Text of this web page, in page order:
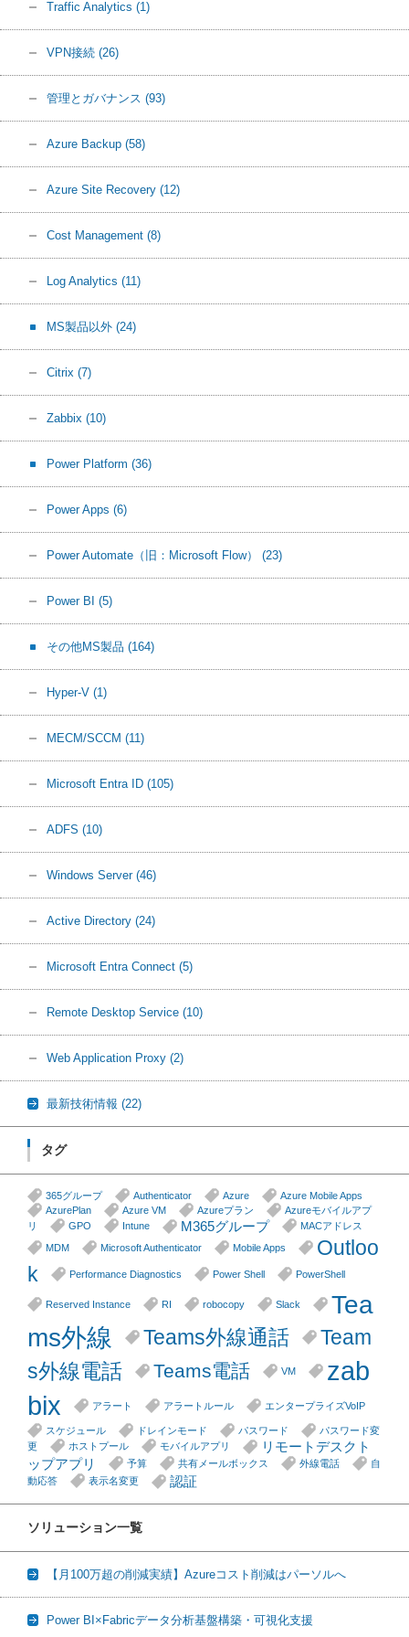
Traffic Analytics (1)
VPN接続 (26)
管理とガバナンス (93)
Azure Backup (58)
Azure Site Recovery (12)
Cost Management (8)
Log Analytics (11)
MS製品以外 (24)
Citrix (7)
Zabbix (10)
Power Platform (36)
Power Apps (6)
Power Automate（旧：Microsoft Flow） (23)
Power BI (5)
その他MS製品 (164)
Hyper-V (1)
MECM/SCCM (11)
Microsoft Entra ID (105)
ADFS (10)
Windows Server (46)
Active Directory (24)
Microsoft Entra Connect (5)
Remote Desktop Service (10)
Web Application Proxy (2)
最新技術情報 (22)
タグ
365グループ Authenticator Azure
Azure Mobile Apps
AzurePlan
Azure VM Azureプラン
Azureモバイルアプ
リ
GPO Intune M365グループ
MACアドレス
MDM
Microsoft Authenticator Mobile Apps
Outloo
k
Performance Diagnostics Power Shell PowerShell
Reserved Instance RI robocopy Slack
Tea
ms外線
Teams外線通話
Team
s外線電話
Teams電話 VM
zab
bix
アラート アラートルール エンタープライズVoIP
スケジュール ドレインモード パスワード
パスワード変
更
ホストプール モバイルアプリ
リモートデスクト
ップアプリ
予算 共有メールボックス 外線電話
自
動応答
表示名変更 認証
ソリューション一覧
【月100万超の削減実績】Azureコスト削減はパーソルへ
Power BI×Fabricデータ分析基盤構築・可視化支援